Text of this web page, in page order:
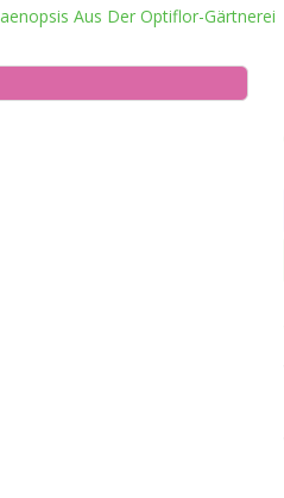
Aus Der Optiflor-Gärtnerei